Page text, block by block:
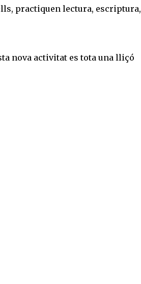
practiquen lectura, escriptura,
nova activitat es tota una lliçó